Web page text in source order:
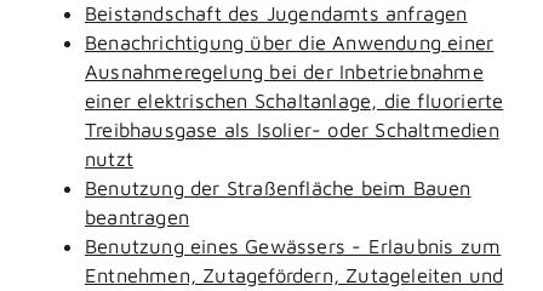
Beistandschaft des Jugendamts anfragen
Benachrichtigung über die Anwendung einer
Ausnahmeregelung bei der Inbetriebnahme
einer elektrischen Schaltanlage, die fluorierte
Treibhausgase als Isolier- oder Schaltmedien
nutzt
Benutzung der Straßenfläche beim Bauen
beantragen
Benutzung eines Gewässers - Erlaubnis zum
Entnehmen, Zutagefördern, Zutageleiten und